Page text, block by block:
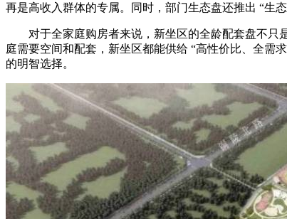
再是高收入群体的专属。同时，部门生态盘还推出 “生
对于全家庭购房者来说，新坐区的全龄配套盘不只是
庭需要空间和配套，新坐区都能供给 “高性价比、全需
的明智选择。